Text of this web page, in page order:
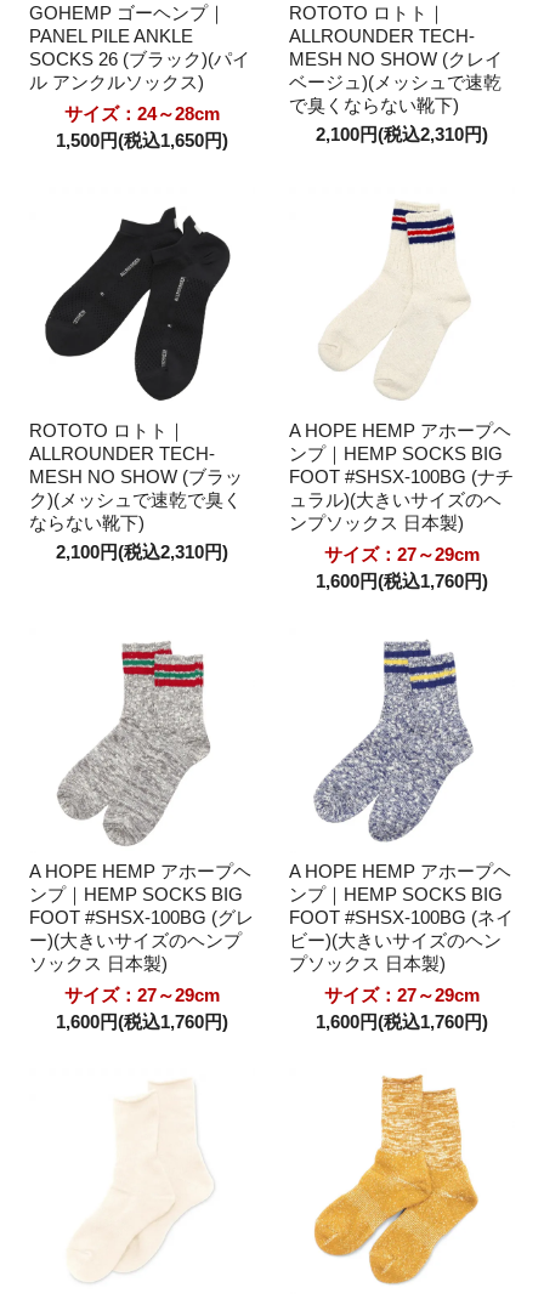
GOHEMP ゴーヘンプ｜
PANEL PILE ANKLE
SOCKS 26 (ブラック)(パイ
ル アンクルソックス)
サイズ：24～28cm
1,500円(税込1,650円)
ROTOTO ロトト｜
ALLROUNDER TECH-
MESH NO SHOW (クレイ
ベージュ)(メッシュで速乾
で臭くならない靴下)
2,100円(税込2,310円)
ROTOTO ロトト｜
ALLROUNDER TECH-
MESH NO SHOW (ブラッ
ク)(メッシュで速乾で臭く
ならない靴下)
2,100円(税込2,310円)
A HOPE HEMP アホープヘ
ンプ｜HEMP SOCKS BIG
FOOT #SHSX-100BG (ナチ
ュラル)(大きいサイズのヘ
ンプソックス 日本製)
サイズ：27～29cm
1,600円(税込1,760円)
A HOPE HEMP アホープヘ
ンプ｜HEMP SOCKS BIG
FOOT #SHSX-100BG (グレ
ー)(大きいサイズのヘンプ
ソックス 日本製)
サイズ：27～29cm
1,600円(税込1,760円)
A HOPE HEMP アホープヘ
ンプ｜HEMP SOCKS BIG
FOOT #SHSX-100BG (ネイ
ビー)(大きいサイズのヘン
プソックス 日本製)
サイズ：27～29cm
1,600円(税込1,760円)